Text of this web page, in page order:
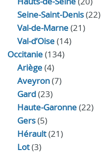
Seine-Saint-Denis(22)
Val-de-Marne(21)
Val-d’Oise(14)
Occitanie(134)
Ariège(4)
Aveyron(7)
Gard(23)
Haute-Garonne(22)
Gers(5)
Hérault(21)
Lot(3)